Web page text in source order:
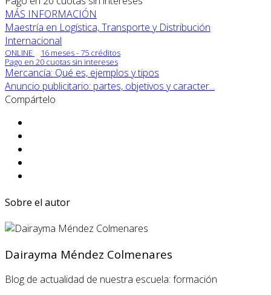
MÁS INFORMACIÓN
Maestría en Logística, Transporte y Distribución
Internacional
ONLINE
16 meses - 75 créditos
Pago en 20 cuotas sin intereses
Mercancía: Qué es, ejemplos y tipos
Anuncio publicitario: partes, objetivos y caracter...
Compártelo
Sobre el autor
Dairayma Méndez Colmenares
Blog de actualidad de nuestra escuela: formación